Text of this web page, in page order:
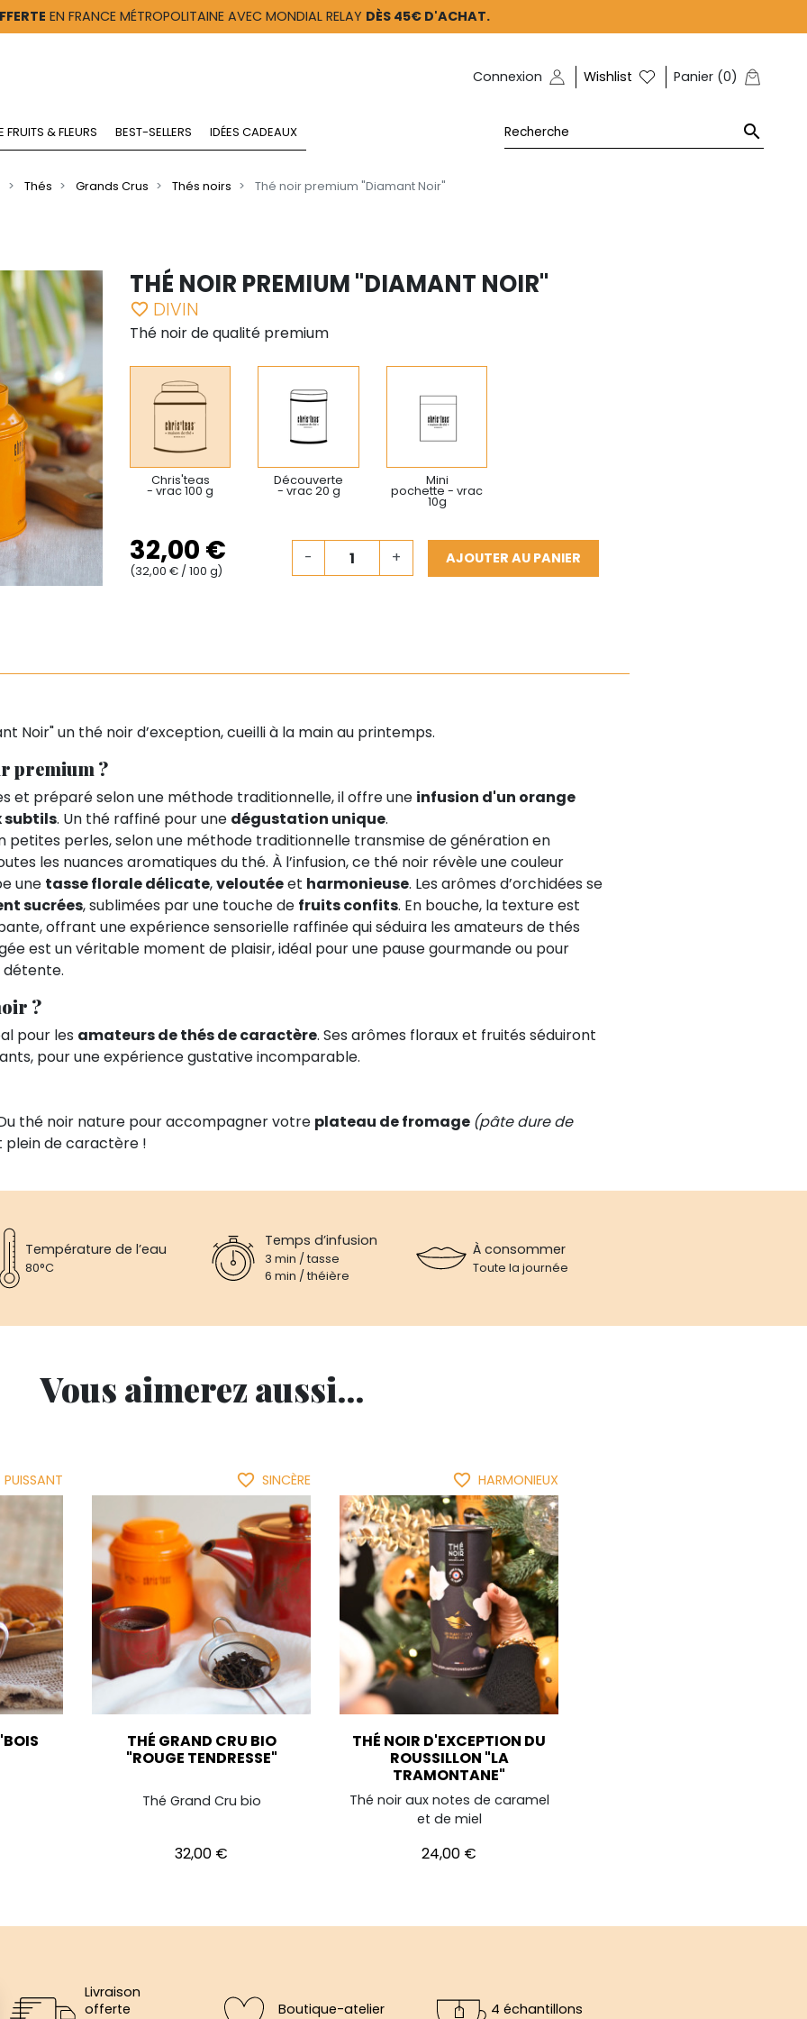
EN FRANCE MÉTROPOLITAINE AVEC MONDIAL RELAY DÈS 45€ D'ACHAT.
Connexion Wishlist Panier (0)
FRUITS & FLEURS BEST-SELLERS IDÉES CADEAUX 
Thés Grands Crus Thés noirs Thé noir premium "Diamant Noir"
THÉ NOIR PREMIUM "DIAMANT NOIR"
favorite_border DIVIN
Thé noir de qualité premium
Chris'teas
- vrac 100 g
Découverte
- vrac 20 g
Mini
pochette - vrac
10g
32,00 €
(32,00 € / 100 g)
- + AJOUTER AU PANIER
Noir" un thé noir d’exception, cueilli à la main au printemps.
premium ?
et préparé selon une méthode traditionnelle, il offre une infusion d'un orange
subtils. Un thé raffiné pour une dégustation unique.
petites perles, selon une méthode traditionnelle transmise de génération en
les nuances aromatiques du thé. À l’infusion, ce thé noir révèle une couleur
une tasse florale délicate,veloutéeet harmonieuse. Les arômes d’orchidées se
sucrées, sublimées par une touche de fruits confits. En bouche, la texture est
offrant une expérience sensorielle raffinée qui séduira les amateurs de thés
est un véritable moment de plaisir, idéal pour une pause gourmande ou pour
?
pour les amateurs de thés de caractère. Ses arômes floraux et fruités séduiront
pour une expérience gustative incomparable.
thé noir nature pour accompagner votre plateau de fromage (pâte dure de
plein de caractère !
Température de l’eau
80°C
Temps d’infusion
3 min / tasse
6 min / théière
À consommer
Toute la journée
Vous aimerez aussi...
PUISSANT favorite_border SINCÈRE
THÉ GRAND CRU BIO
"ROUGE TENDRESSE"
Thé Grand Cru bio
Prix
32,00 €
favorite_border HARMONIEUX
THÉ NOIR D'EXCEPTION DU
ROUSSILLON "LA
TRAMONTANE"
Thé noir aux notes de caramel
et de miel
Prix
24,00 €
Livraison
offerte
Boutique-atelier
4 échantillons